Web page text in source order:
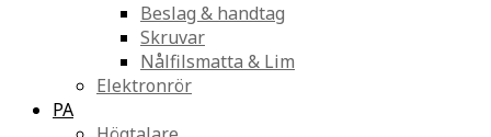
Beslag & handtag
Skruvar
Nålfilsmatta & Lim
Elektronrör
PA